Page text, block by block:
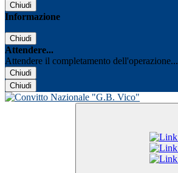
Chiudi
Informazione
Chiudi
Attendere...
Attendere il completamento dell'operazione...
Chiudi
Chiudi